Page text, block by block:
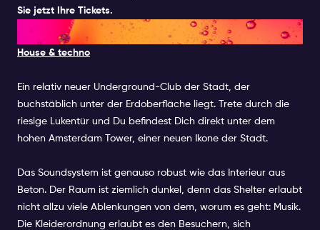
Sie jetzt Ihre Tickets.
8. SHELTER
House & techno
Ein relativ neuer Underground-Club der Stadt, der
buchstäblich unter der Erdoberfläche liegt. Trete durch die
riesige Lukentür und Du befindest Dich direkt unter dem
hohen Amsterdam Tower, einer neuen Ikone der Stadt.
Das Soundsystem ist genauso robust wie das Interieur aus
Beton. Der Raum ist ziemlich dunkel, denn das Shelter erlaubt
nicht allzu viele Ablenkungen von dem, worum es geht: Musik.
Die Kleiderordnung erlaubt es den Besuchern, sich